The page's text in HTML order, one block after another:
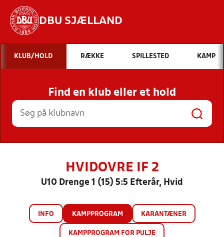
DBU SJÆLLAND
Hvad vil du søge efter?
INDHOLD OG NYHEDER
STILLINGER, RESULTATER, KLUBBER OG
HOLD
KLUB/HOLD RÆKKE SPILLESTED KAMP
Find en klub eller et hold
HVIDOVRE IF 2
U10 Drenge 1 (15) 5:5 Efterår, Hvid
INFO KAMPPROGRAM KARANTÆNER
KAMPPROGRAM FOR PULJE